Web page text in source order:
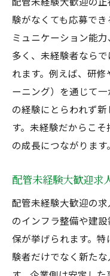
験がなくても応募で
ミュニケーション能
多く、未経験者なら
れます。例えば、研
ーニング）を通じて
の経験にとらわれず
す。未経験だからこ
の成長につながります。
配管未経験大歓迎求
配管未経験大歓迎の
のインフラ整備や建
保が挙げられます。
験者だけでなく新た